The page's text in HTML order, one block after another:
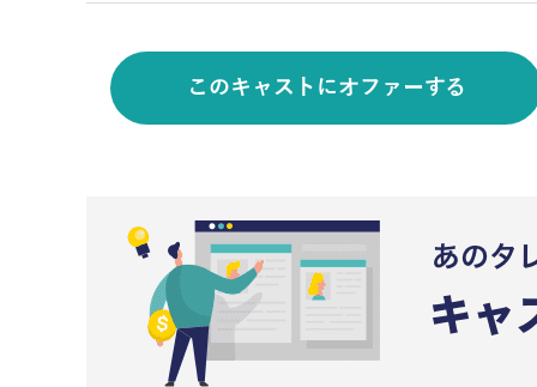
このキャストにオファーする